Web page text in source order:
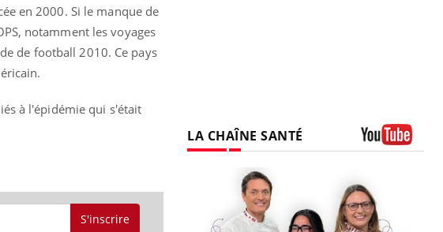
en 2000. Si le manque de
notamment les voyages
de football 2010. Ce pays
à l'épidémie qui s'était
S'inscrire
LA CHAÎNE SANTÉ